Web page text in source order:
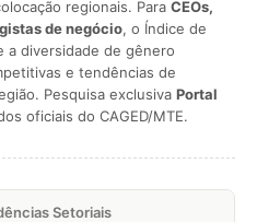
regionais. Para CEOs,
de negócio, o Índice de
a diversidade de gênero
e tendências de
Pesquisa exclusiva Portal
oficiais do CAGED/MTE.
Setoriais